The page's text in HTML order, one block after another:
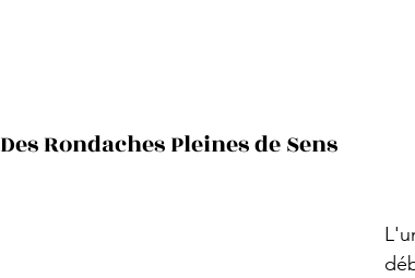
Des Rondaches Pleines de Sens